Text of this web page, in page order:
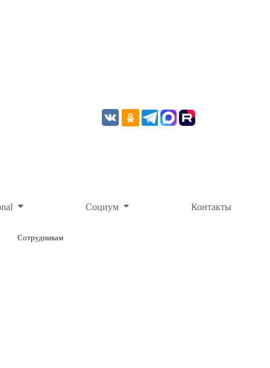
Социум Контакты
Сотрудникам